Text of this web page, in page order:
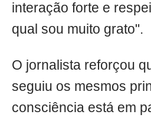
interação forte e
qual sou muito grato".
O jornalista reforçou
seguiu os mesmos
consciência está em